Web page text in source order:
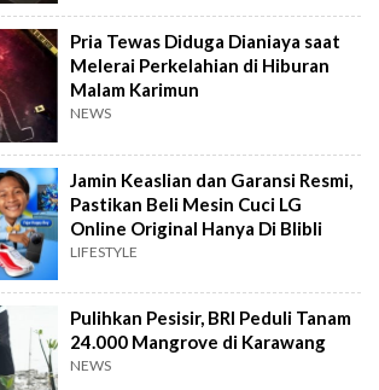
Pria Tewas Diduga Dianiaya saat
Melerai Perkelahian di Hiburan
Malam Karimun
NEWS
Jamin Keaslian dan Garansi Resmi,
Pastikan Beli Mesin Cuci LG
Online Original Hanya Di Blibli
LIFESTYLE
Pulihkan Pesisir, BRI Peduli Tanam
24.000 Mangrove di Karawang
NEWS